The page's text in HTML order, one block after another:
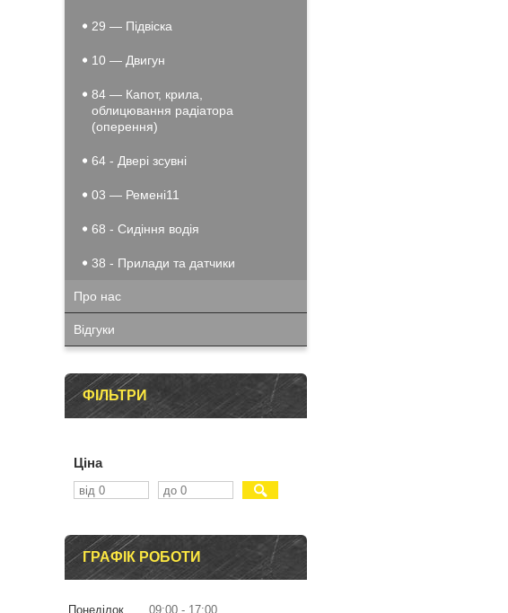
29 — Підвіска
10 — Двигун
84 — Капот, крила,
облицювання радіатора
(оперення)
64 - Двері зсувні
03 — Ремені11
68 - Сидіння водія
38 - Прилади та датчики
Про нас
Відгуки
ФІЛЬТРИ
Ціна
ГРАФІК РОБОТИ
Понеділок 09:00
17:00